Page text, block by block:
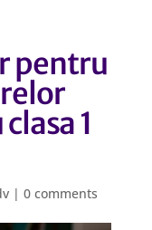
pentru
1
| 0 comments